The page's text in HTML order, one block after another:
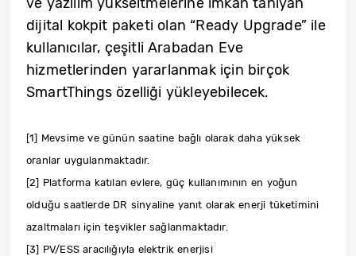
dijital kokpit paketi olan “Ready Upgrade” ile
kullanıcılar, çeşitli Arabadan Eve
hizmetlerinden yararlanmak için birçok
SmartThings özelliği yükleyebilecek.
[1] Mevsime ve günün saatine bağlı olarak daha yüksek
oranlar uygulanmaktadır.
[2] Platforma katılan evlere, güç kullanımının en yoğun
olduğu saatlerde DR sinyaline yanıt olarak enerji tüketimini
azaltmaları için teşvikler sağlanmaktadır.
[3] PV/ESS aracılığıyla elektrik enerjisi